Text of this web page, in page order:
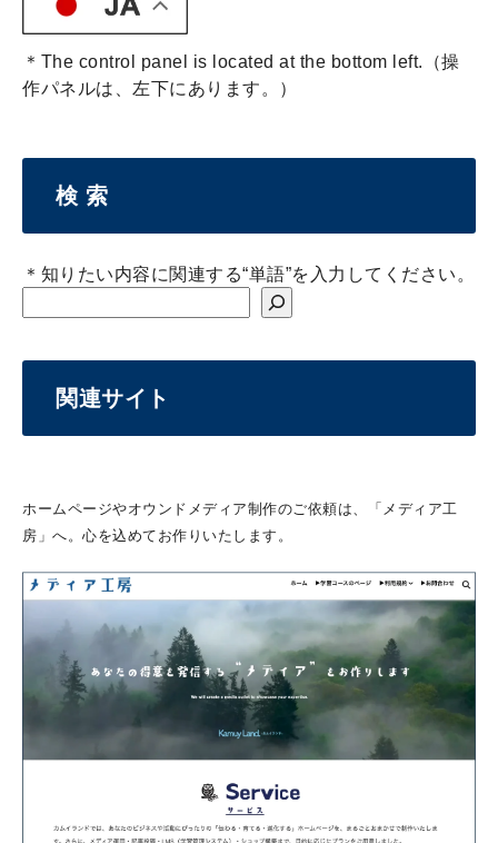
＊The control panel is located at the bottom left.（操
作パネルは、左下にあります。）
検 索
＊知りたい内容に関連する“単語”を入力してください。
関連サイト
ホームページやオウンドメディア制作のご依頼は、「メディア工
房」へ。心を込めてお作りいたします。